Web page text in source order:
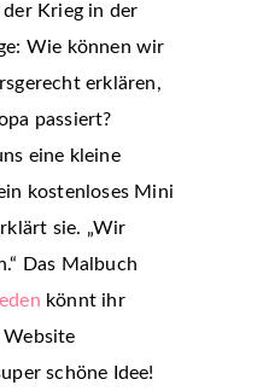
Krieg in der
Wie können wir
erklären,
passiert?
eine kleine
kostenloses Mini
sie. „Wir
Das Malbuch
könnt ihr
schöne Idee!